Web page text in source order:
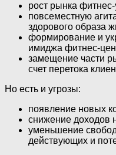
рост рынка фитнес-
повсеместную
здорового образа
формирование и
имиджа фитнес-
замещение части
счет перетока
Но есть и угрозы:
появление новых
снижение доходов
уменьшение
действующих и